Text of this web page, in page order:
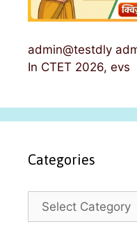
admin@testdly
In CTET 2026, evs
Categories